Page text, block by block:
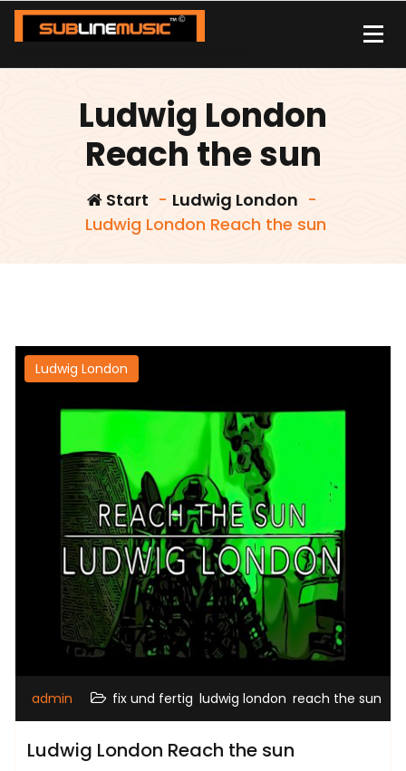
Zum
Inhalt
Ludwig London
Reach the sun
Start - Ludwig London -
Ludwig London Reach the sun
Ludwig London
admin fix und fertig ludwig london reach the sun
Ludwig London Reach the sun